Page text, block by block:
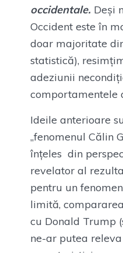
occidentale. Deși
Occident este în
doar majoritate
statistică),
adeziunii
comportamentele
Ideile anterioare
„fenomenul Călin
înțeles din
revelator al
pentru un
limită,
cu Donald Trump
ne-ar putea